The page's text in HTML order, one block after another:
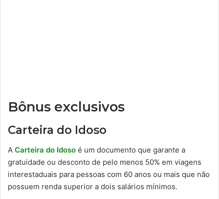
Bônus exclusivos
Carteira do Idoso
A Carteira do Idoso é um documento que garante a
gratuidade ou desconto de pelo menos 50% em viagens
interestaduais para pessoas com 60 anos ou mais que não
possuem renda superior a dois salários mínimos.